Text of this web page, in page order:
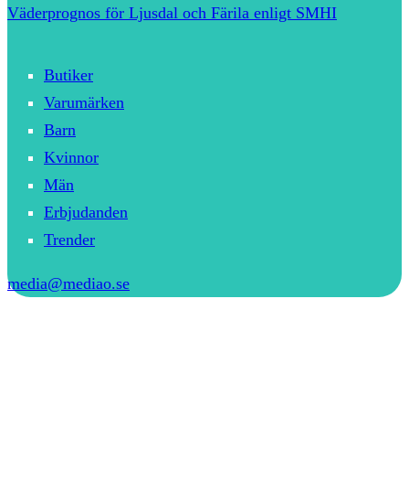
Väderprognos för Ljusdal och Färila enligt SMHI
Butiker
Varumärken
Barn
Kvinnor
Män
Erbjudanden
Trender
media@mediao.se